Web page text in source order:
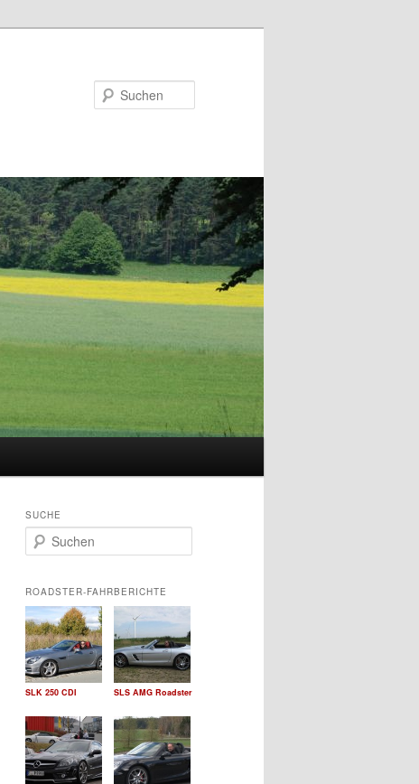
SUCHE
u
h
e
n
ROADSTER-FAHRBERICHTE
SLK 250 CDI SLS AMG Roadster